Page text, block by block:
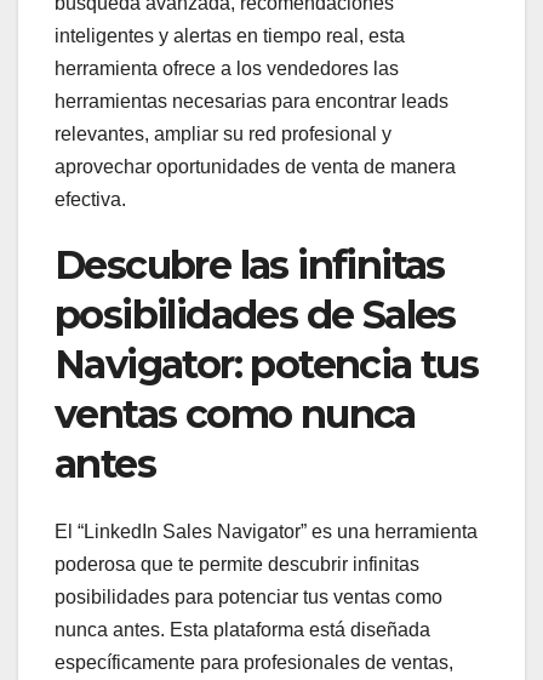
inteligentes y alertas en tiempo real, esta
herramienta ofrece a los vendedores las
herramientas necesarias para encontrar leads
relevantes, ampliar su red profesional y
aprovechar oportunidades de venta de manera
efectiva.
Descubre las infinitas
posibilidades de Sales
Navigator: potencia tus
ventas como nunca
antes
El “LinkedIn Sales Navigator” es una herramienta
poderosa que te permite descubrir infinitas
posibilidades para potenciar tus ventas como
nunca antes. Esta plataforma está diseñada
específicamente para profesionales de ventas,